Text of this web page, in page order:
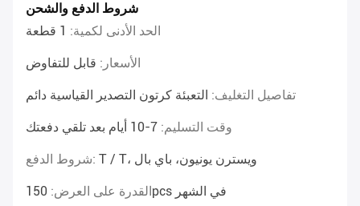
شروط الدفع والشحن
الحد الأدنى لكمية: 1 قطعة
الأسعار: قابل للتفاوض
تفاصيل التغليف: التعبئة كرتون التصدير القياسية دائم
وقت التسليم: 7-10 أيام بعد تلقي دفعتك
شروط الدفع: T / T، ويسترن يونيون، باي بال
القدرة على العرض: 150pcs في الشهر